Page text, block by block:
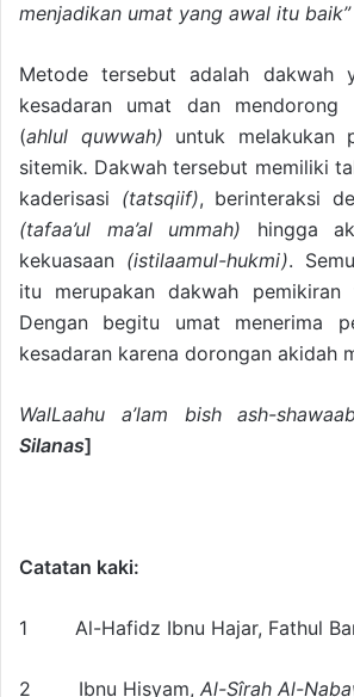
menjadikan umat yang awal itu baik”
Metode tersebut adalah dakwah
kesadaran umat dan mendorong
(ahlul quwwah) untuk melakukan
sitemik. Dakwah tersebut memiliki
kaderisasi (tatsqiif), berinteraksi
(tafaa’ul ma’al ummah) hingga
kekuasaan (istilaamul-hukmi).
itu merupakan dakwah pemikiran
Dengan begitu umat menerima
kesadaran karena dorongan akidah
WalLaahu a’lam bish ash-
Silanas]
Catatan kaki:
1 Al-Hafidz Ibnu Hajar, Fathul
2 Ibnu Hisyam, Al-Sîrah Al-